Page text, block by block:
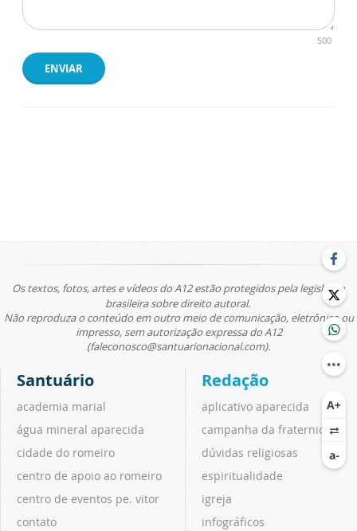
500
ENVIAR
Os textos, fotos, artes e vídeos do A12 estão protegidos pela legislação
brasileira sobre direito autoral.
Não reproduza o conteúdo em outro meio de comunicação, eletrônico ou
impresso, sem autorização expressa do A12
(faleconosco@santuarionacional.com).
Santuário
academia marial
água mineral aparecida
cidade do romeiro
centro de apoio ao romeiro
centro de eventos pe. vitor
contato
Redação
aplicativo aparecida
campanha da fraternidade
dúvidas religiosas
espiritualidade
igreja
infográficos